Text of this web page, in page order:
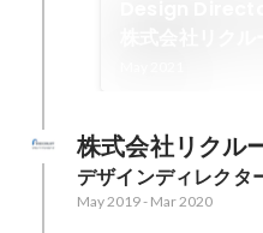
株式会社リクル
デザインディレクタ
May 2019- Mar 2020